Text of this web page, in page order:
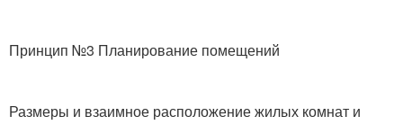
Принцип №3 Планирование помещений
Размеры и взаимное расположение жилых комнат и